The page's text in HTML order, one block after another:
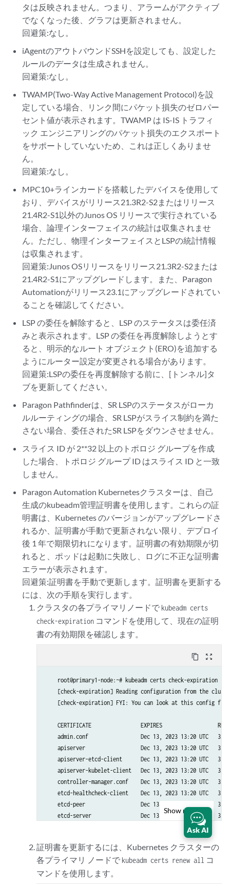
タは反映されません。つまり、アラームがアクティブ
でなくなった後、グラフは更新されません。
回避策:なし。
iAgentのアウトバウンドSSHを設定しても、設定した
ルールのデータは生成されません。
回避策:なし。
TWAMP(Two-Way Active Management Protocol)を設
定している場合、リンク間にパケット損失のゼロパー
セント値が表示されます。TWAMP は IS-IS トラフィ
ック エンジニアリングのパケット損失のエクスポート
をサポートしていないため、これは正しくありませ
ん。
回避策:なし。
MPC10+ラインカードを搭載したデバイスを使用して
おり、デバイスがリリース21.3R2-S2またはリリース
21.4R2-S1以外のJunos OS リリースで実行されている
場合、論理インターフェイスの統計は収集されませ
ん。ただし、物理インターフェイスとLSPの統計情報
は収集されます。
回避策:Junos OSリリースをリリース21.3R2-S2または
21.4R2-S1にアップグレードします。また、Paragon
Automationがリリース23.1にアップグレードされてい
ることを確認してください。
LSP の委任を解除すると、LSP のステータスは委任済
みと表示されます。LSP の委任を再度解除しようとす
ると、明示的なルート オブジェクト(ERO)を追加する
ようにルーター設定が変更される場合があります。
回避策:LSPの委任を再度解除する前に、[トンネル]タ
ブを更新してください。
Paragon Pathfinderは、SR LSPのステータスがローカ
ルルーティングの場合、SR LSPがスライス制約を満た
さない場合、委任されたSR LSPをダウンさせません。
スライス ID が 2**32 以上のトポロジ グループを作成
した場合、トポロジ グループ ID はスライス ID と一致
しません。
Paragon Automation Kubernetesクラスターは、自己
生成のkubeadm管理証明書を使用します。これらの証
明書は、Kubernetes のバージョンがアップグレードさ
れるか、証明書が手動で更新されない限り、デプロイ
後 1 年で期限切れになります。証明書の有効期限が切
れると、ポッドは起動に失敗し、ログに不正な証明書
エラーが表示されます。
回避策:証明書を手動で更新します。証明書を更新する
には、次の手順を実行します。
クラスタの各プライマリノードで kubeadm certs
check-expirationコマンドを使用して、現在の証明
書の有効期限を確認します。
content_copy zoom_out_map
    root@primary1-node:~# kubeadm certs check-expiration
[check-expiration] Reading configuration from the
[check-expiration] FYI: You can look at this config
CERTIFICATE                EXPIRES
admin.conf                 Dec 13, 2023 13:20 UTC
apiserver                  Dec 13, 2023 13:20 UTC
apiserver-etcd-client      Dec 13, 2023 13:20 UTC
apiserver-kubelet-client   Dec 13, 2023 13:20 UTC
controller-manager.conf    Dec 13, 2023 13:20 UTC
etcd-healthcheck-client    Dec 13, 2023 13:20 UTC
etcd-peer                  Dec 13, 2023 13:20 UTC
etcd-server                Dec 13, 2023 13:20 UTC
front-proxy-client         Dec 13, 2023 13:20 UTC
scheduler.conf             Dec 13, 2023 13:20 UTC
CERTIFICATE AUTHORITY   EXPIRES
ca                      Nov 27, 2032 21:31 UTC   9y
Show more
証明書を更新するには、Kubernetes クラスターの
各プライマリ ノードで kubeadm certs renew all コ
マンドを使用します。
Ask AI